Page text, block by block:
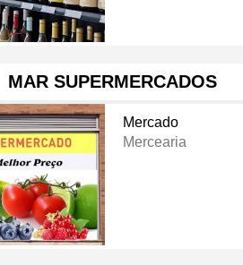
MAR SUPERMERCADOS
Mercado
Mercearia